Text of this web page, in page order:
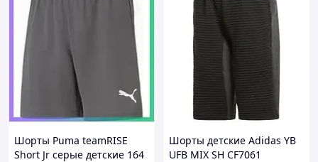
Шорты Puma teamRISE
Short Jr серые детские 164
Шорты детские Adidas YB
UFB MIX SH CF7061